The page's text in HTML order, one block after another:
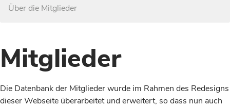
Über die Mitglieder
Mitglieder
Die Datenbank der Mitglieder wurde im Rahmen des Redesigns
dieser Webseite überarbeitet und erweitert, so dass nun auch